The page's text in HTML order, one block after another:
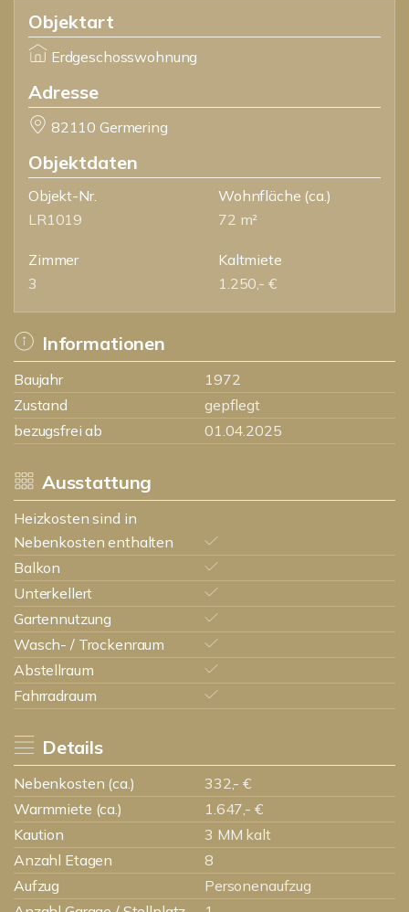
Objektart
Erdgeschosswohnung
Adresse
82110 Germering
Objektdaten
Objekt-Nr.
LR1019
Wohnfläche (ca.)
72 m²
Zimmer
3
Kaltmiete
1.250,- €
Informationen
Baujahr
1972
Zustand
gepflegt
bezugsfrei ab
01.04.2025
Ausstattung
Heizkosten sind in
Nebenkosten enthalten
Balkon
Unterkellert
Gartennutzung
Wasch- / Trockenraum
Abstellraum
Fahrradraum
Details
Nebenkosten (ca.)
332,- €
Warmmiete (ca.)
1.647,- €
Kaution
3 MM kalt
Anzahl Etagen
8
Aufzug
Personenaufzug